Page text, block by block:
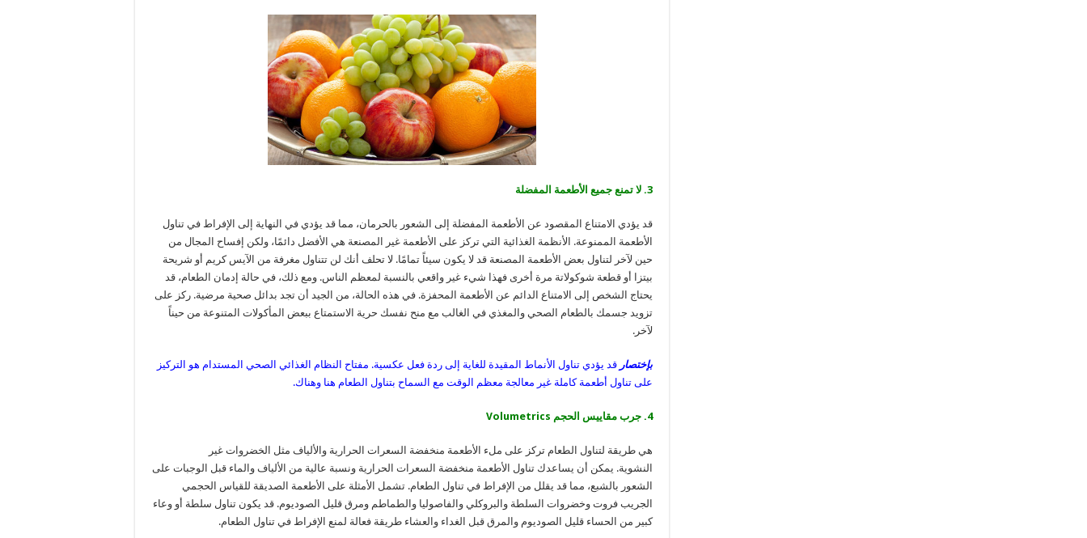
3. لا تمنع جميع الأطعمة المفضلة
قد يؤدي الامتناع المقصود عن الأطعمة المفضلة إلى الشعور بالحرمان، مما قد يؤدي في النهاية إلى الإفراط في تناول
الأطعمة الممنوعة. الأنظمة الغذائية التي تركز على الأطعمة غير المصنعة هي الأفضل دائمًا، ولكن إفساح المجال من
حين لآخر لتناول بعض الأطعمة المصنعة قد لا يكون سيئاً تمامًا. لا تحلف أنك لن تتناول مغرفة من الآيس كريم أو شريحة
بيتزا أو قطعة شوكولاتة مرة أخرى فهذا شيء غير واقعي بالنسبة لمعظم الناس. ومع ذلك، في حالة إدمان الطعام، قد
يحتاج الشخص إلى الامتناع الدائم عن الأطعمة المحفزة. في هذه الحالة، من الجيد أن تجد بدائل صحية مرضية. ركز على
تزويد جسمك بالطعام الصحي والمغذي في الغالب مع منح نفسك حرية الاستمتاع ببعض المأكولات المتنوعة من حيناً
لآخر.
بإختصار قد يؤدي تناول الأنماط المقيدة للغاية إلى ردة فعل عكسية. مفتاح النظام الغذائي الصحي المستدام هو التركيز
على تناول أطعمة كاملة غير معالجة معظم الوقت مع السماح بتناول الطعام هنا وهناك.
4. جرب مقاييس الحجم Volumetrics
هي طريقة لتناول الطعام تركز على ملء الأطعمة منخفضة السعرات الحرارية والألياف مثل الخضروات غير
النشوية. يمكن أن يساعدك تناول الأطعمة منخفضة السعرات الحرارية ونسبة عالية من الألياف والماء قبل الوجبات على
الشعور بالشبع، مما قد يقلل من الإفراط في تناول الطعام. تشمل الأمثلة على الأطعمة الصديقة للقياس الحجمي
الجريب فروت وخضروات السلطة والبروكلي والفاصوليا والطماطم ومرق قليل الصوديوم. قد يكون تناول سلطة أو وعاء
كبير من الحساء قليل الصوديوم والمرق قبل الغداء والعشاء طريقة فعالة لمنع الإفراط في تناول الطعام.